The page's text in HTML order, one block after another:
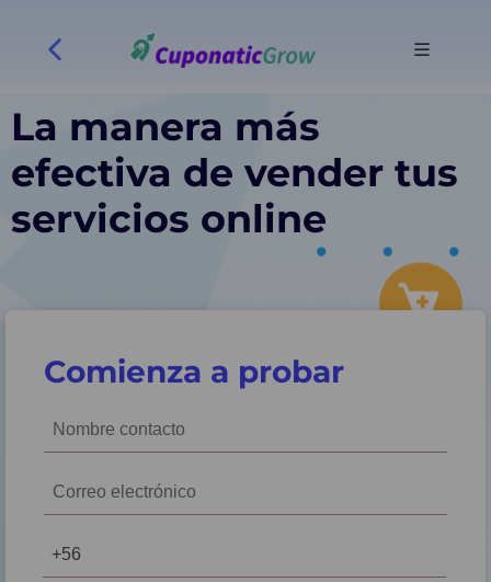
La manera más
efectiva de vender tus
servicios online
Comienza a probar